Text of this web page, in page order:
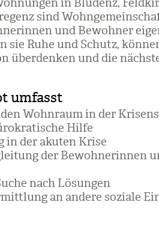
in Blu­denz,
sind
und Bewoh­ner
sie Ruhe und Schutz,
über­den­ken und die
umfasst
Wohn­raum in der
Hilfe
in der aku­ten Krise
der Bewoh­ne­rin­nen
nach Lösun­gen
an andere soziale